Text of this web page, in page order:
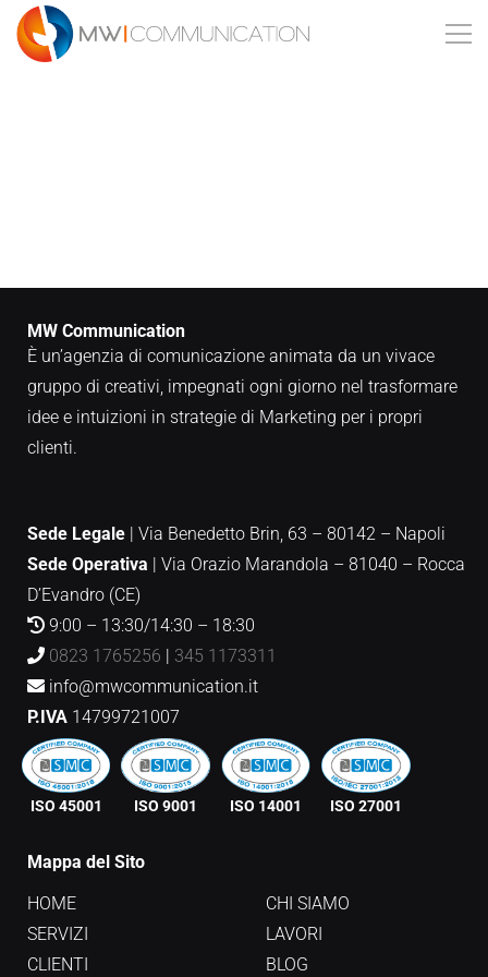
MW Communication
È un’agenzia di comunicazione animata da un vivace
gruppo di creativi, impegnati ogni giorno nel trasformare
idee e intuizioni in strategie di Marketing per i propri
clienti.
Sede Legale | Via Benedetto Brin, 63 – 80142 – Napoli
Sede Operativa | Via Orazio Marandola – 81040 – Rocca
D’Evandro (CE)
9:00 – 13:30/14:30 – 18:30
0823 1765256 | 345 1173311
info@mwcommunication.it
P.IVA 14799721007
ISO 45001 ISO 9001 ISO 14001 ISO 27001
Mappa del Sito
HOME
CHI SIAMO
SERVIZI
LAVORI
CLIENTI
BLOG